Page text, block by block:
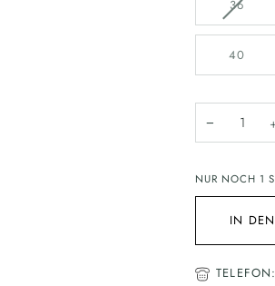
36
ODER
NICHT
40
−
NUR NOCH 1
IN